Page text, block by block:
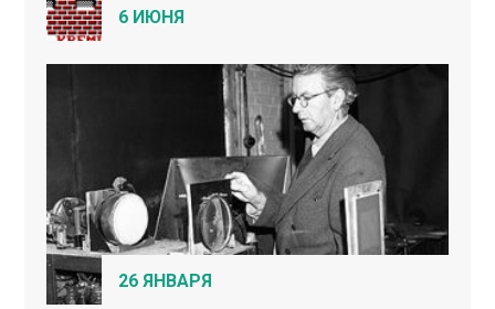
6 ИЮНЯ
26 ЯНВАРЯ